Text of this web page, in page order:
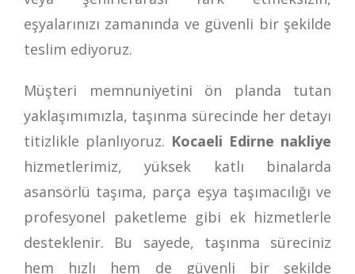
eşyalarınızı zamanında ve güvenli bir şekilde
teslim ediyoruz.
Müşteri memnuniyetini ön planda tutan
yaklaşımımızla, taşınma sürecinde her detayı
titizlikle planlıyoruz. Kocaeli Edirne nakliye
hizmetlerimiz, yüksek katlı binalarda
asansörlü taşıma, parça eşya taşımacılığı ve
profesyonel paketleme gibi ek hizmetlerle
desteklenir. Bu sayede, taşınma süreciniz
hem hızlı hem de güvenli bir şekilde